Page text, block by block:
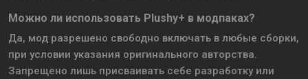
Можно ли использовать Plushy+ в модпаках?
Да, мод разрешено свободно включать в любые сборки,
при условии указания оригинального авторства.
Запрещено лишь присваивать себе разработку или